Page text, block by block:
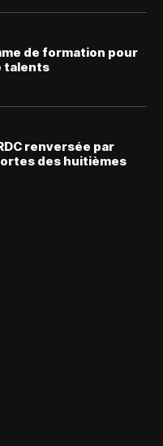
de formation pour
talents
renversée par
des huitièmes